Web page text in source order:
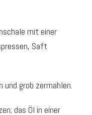
mit einer
Saft
und grob zermahlen.
das Öl in einer